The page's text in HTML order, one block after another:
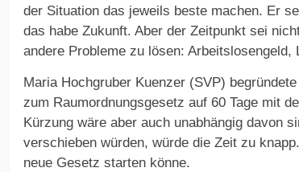
der Situation das jeweils beste machen. Er
das habe Zukunft. Aber der Zeitpunkt sei
andere Probleme zu lösen: Arbeitslosengeld,
Maria Hochgruber Kuenzer (SVP)
zum Raumordnungsgesetz auf 60 Tage mit
Kürzung wäre aber auch unabhängig davon
verschieben würden, würde die Zeit zu
neue Gesetz starten könne.